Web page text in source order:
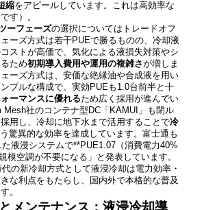
縮をアピールしています。これは高効率な
す）。
ーフェーズの選択についてはトレードオフ
ーズ方式は若干PUEで勝るものの​、冷却液
コストが高価で、気化による液損失対策やシ
ため初期導入費用や運用の複雑さが増しま
ーズ方式は、安価な絶縁油や合成液を用い
プルな構成で、実効PUEも1.0台前半と十
ーマンスに優れるため広く採用が進んでい
Mesh社のコンテナ型DC「KAMUI」も閉ル
用し、冷却に地下水まで活用することで冷
驚異的な効率を達成しています。富士通も
液浸システムで**PUE1.07（消費電力40%
模空調が不要になる」と発表しています​。
の新冷却方式として液浸冷却は電力効率・
な利点をもたらし、国内外で本格的な普及
。